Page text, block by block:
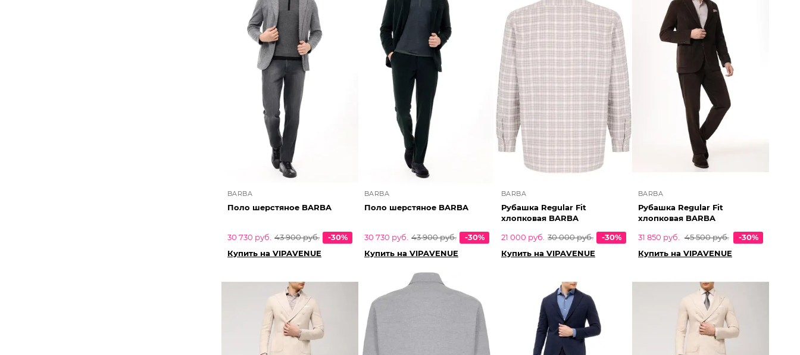
BARBA
Поло шерстяное BARBA
30 730 руб. 43 900 руб.
-30%
Купить на VIPAVENUE
BARBA
Поло шерстяное BARBA
30 730 руб. 43 900 руб.
-30%
Купить на VIPAVENUE
BARBA
Рубашка Regular Fit
хлопковая BARBA
21 000 руб. 30 000 руб.
-30%
Купить на VIPAVENUE
BARBA
Рубашка Regular Fit
хлопковая BARBA
31 850 руб.
45 500 руб.
-30%
Купить на VIPAVENUE